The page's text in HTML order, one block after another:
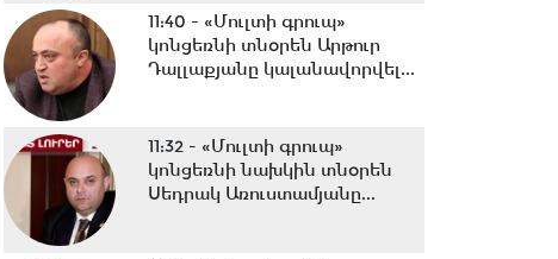
11:40 - «Մուլտի գրուպ»
կոնցեռնի տնօրեն Արթուր
Դալլաքյանը կալանավորվել...
11:32 - «Մուլտի գրուպ»
կոնցեռնի նախկին տնօրեն
Սեդրակ Առուստամյանը...